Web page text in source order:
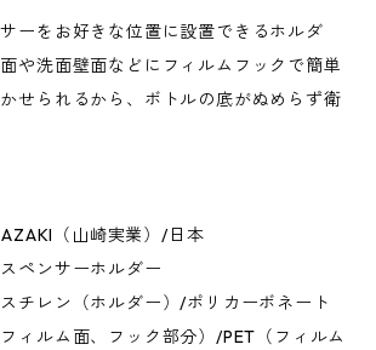
ーをお好きな位置に設置できるホルダ
や洗面壁面などにフィルムフックで簡単
せられるから、ボトルの底がぬめらず衛
（山崎実業）/日本
ペンサーホルダー
チレン（ホルダー）/ポリカーボネート
フィルム面、フック部分）/PET（フィルム